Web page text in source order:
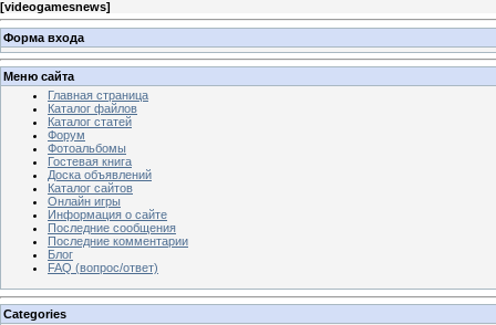
[videogamesnews]
Форма входа
Меню сайта
Главная страница
Каталог файлов
Каталог статей
Форум
Фотоальбомы
Гостевая книга
Доска объявлений
Каталог сайтов
Онлайн игры
Информация о сайте
Последние сообщения
Последние комментарии
Блог
FAQ (вопрос/ответ)
Categories